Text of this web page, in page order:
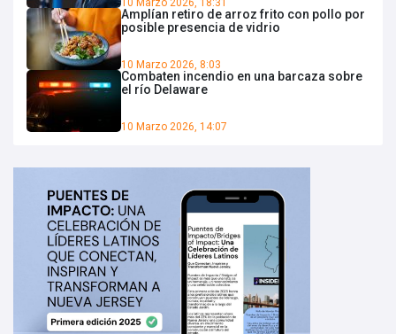
10 Marzo 2026, 18:31
Amplían retiro de arroz frito con pollo por
posible presencia de vidrio
10 Marzo 2026, 8:03
Combaten incendio en una barcaza sobre
el río Delaware
10 Marzo 2026, 14:07